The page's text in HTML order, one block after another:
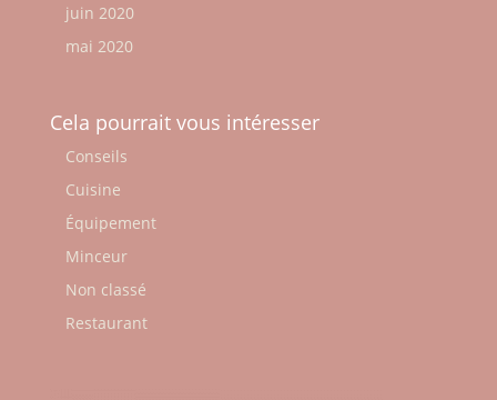
juin 2020
mai 2020
Cela pourrait vous intéresser
Conseils
Cuisine
Équipement
Minceur
Non classé
Restaurant